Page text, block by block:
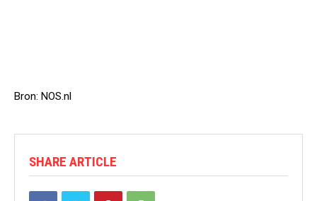
Bron: NOS.nl
SHARE ARTICLE